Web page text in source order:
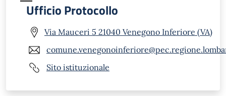
Ufficio Protocollo
Via Mauceri 5 21040 Venegono Inferiore (VA)
Sito istituzionale